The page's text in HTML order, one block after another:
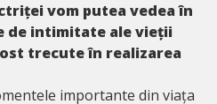
vom putea vedea în
de intimitate ale vieții
trecute în realizarea
importante din viața